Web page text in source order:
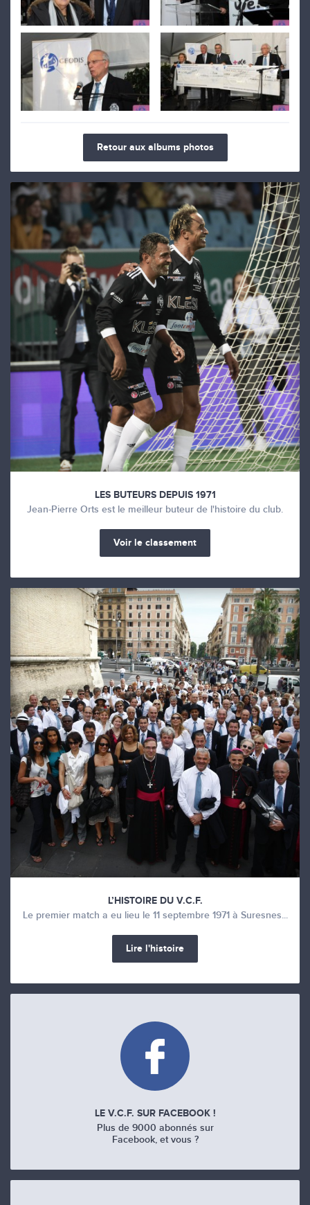
Retour aux albums photos
LES BUTEURS DEPUIS 1971
Jean-Pierre Orts est le meilleur buteur de l'histoire du club.
Voir le classement
L’HISTOIRE DU V.C.F.
Le premier match a eu lieu le 11 septembre 1971 à Suresnes...
Lire l'histoire
LE V.C.F. SUR FACEBOOK !
Plus de 9000 abonnés sur
Facebook, et vous ?